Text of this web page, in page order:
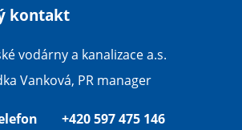
kontakt
vodárny a kanalizace a.s.
Vanková, PR manager
+420 597 475 146